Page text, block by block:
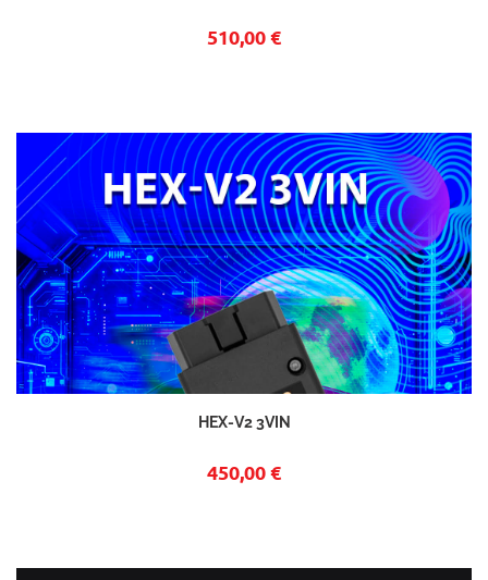
510,00 €
HEX-V2 3VIN
450,00 €